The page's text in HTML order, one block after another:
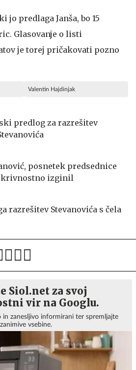
predlaga Janša, bo 15
Glasovanje o listi
je torej pričakovati pozno
Valentin Hajdinjak
predlog za razrešitev
posnetek predsednice
izginil
razrešitev Stevanovića s čela
Siol.net za svoj
vir na Googlu.
in zanesljivo informirani ter spremljajte
vsebine.